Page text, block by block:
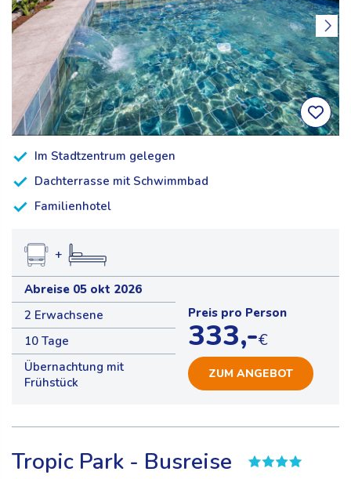
Im Stadtzentrum gelegen
Dachterrasse mit Schwimmbad
Familienhotel
+
Abreise 05 okt 2026
2 Erwachsene
10 Tage
Übernachtung mit
Frühstück
Preis pro Person
333,-€
ZUM ANGEBOT
Tropic Park - Busreise